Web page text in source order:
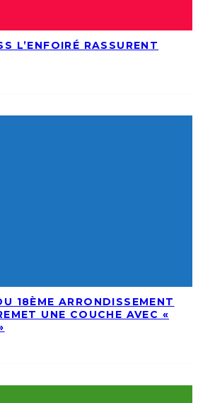
L’ENFOIRÉ RASSURENT
18ÈME ARRONDISSEMENT
UNE COUCHE AVEC «